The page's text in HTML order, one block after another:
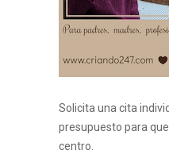
Solicita una cita
presupuesto para
centro.